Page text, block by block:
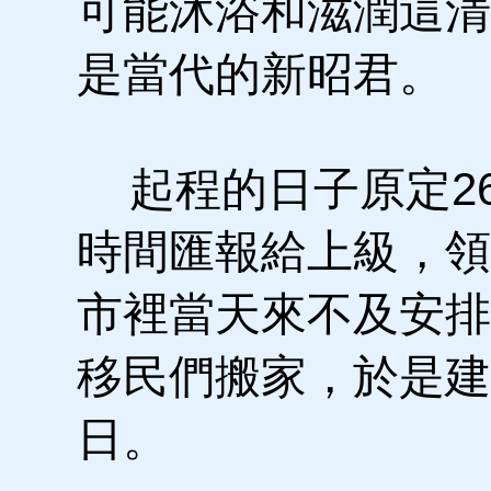
可能沐浴和滋潤這
是當代的新昭君。
起程的日子原定
時間匯報給上級，
市裡當天來不及安
移民們搬家，於是
日。